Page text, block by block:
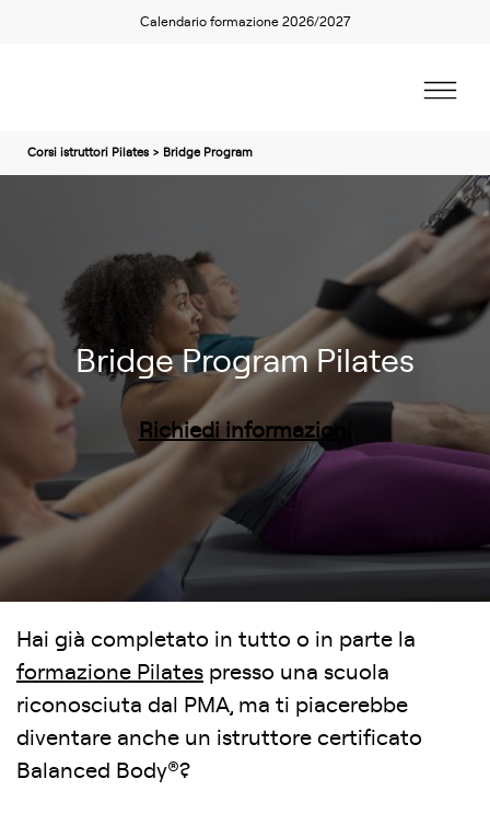
Calendario formazione 2026/2027
Corsi istruttori Pilates > Bridge Program
Bridge Program Pilates
Richiedi informazioni
Hai già completato in tutto o in parte la
formazione Pilates presso una scuola
riconosciuta dal PMA, ma ti piacerebbe
diventare anche un istruttore certificato
Balanced Body®?